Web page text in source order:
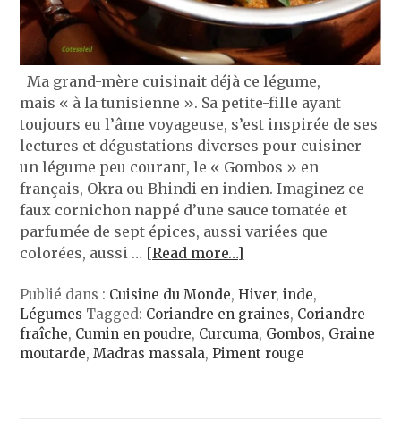
Ma grand-mère cuisinait déjà ce légume,
mais « à la tunisienne ». Sa petite-fille ayant
toujours eu l’âme voyageuse, s’est inspirée de ses
lectures et dégustations diverses pour cuisiner
un légume peu courant, le « Gombos » en
français, Okra ou Bhindi en indien. Imaginez ce
faux cornichon nappé d’une sauce tomatée et
parfumée de sept épices, aussi variées que
colorées, aussi … [Read more…]
Publié dans : Cuisine du Monde,Hiver,inde,
Légumes Tagged: Coriandre en graines, Coriandre
fraîche, Cumin en poudre, Curcuma, Gombos, Graine
moutarde,Madras massala,Piment rouge